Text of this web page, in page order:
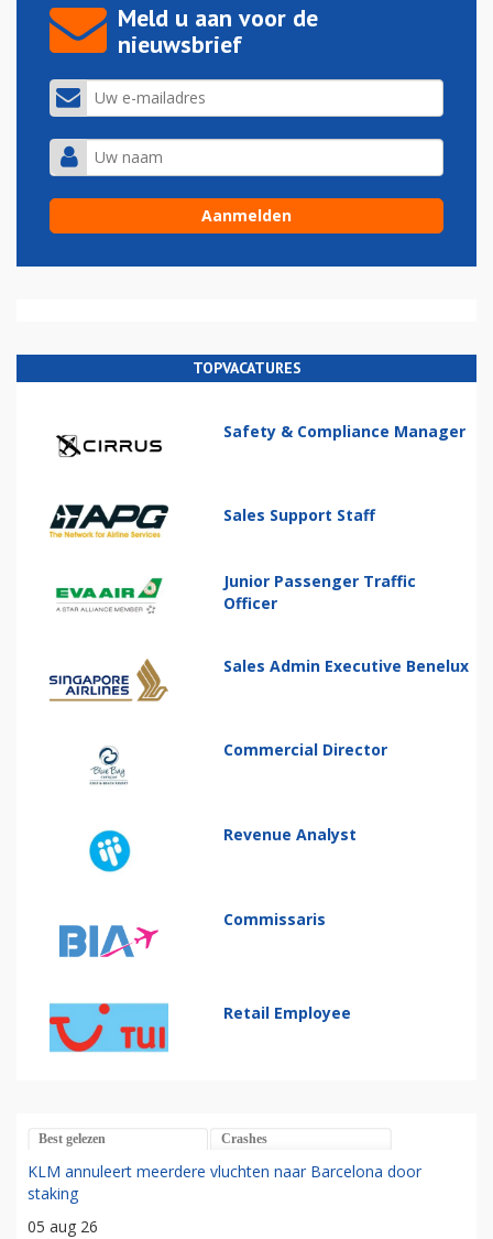
Meld u aan voor de
nieuwsbrief
TOPVACATURES
Safety & Compliance Manager
Sales Support Staff
Junior Passenger Traffic
Officer
Sales Admin Executive Benelux
Commercial Director
Revenue Analyst
Commissaris
Retail Employee
Best gelezen Crashes
KLM annuleert meerdere vluchten naar Barcelona door
staking
05 aug 26